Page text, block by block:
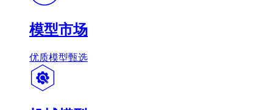
模型市场
优质模型甄选